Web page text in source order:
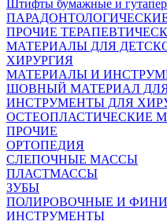
Штифты бумажные и
ПРОЧИЕ
МАТЕРИАЛЫ ДЛЯ
ХИРУРГИЯ
МАТЕРИАЛЫ И
ШОВНЫЙ МАТЕРИАЛ
ИНСТРУМЕНТЫ ДЛЯ
ОСТЕОПЛАСТИЧЕСКИЕ
ПРОЧИЕ
ОРТОПЕДИЯ
СЛЕПОЧНЫЕ МАССЫ
ПЛАСТМАССЫ
ЗУБЫ
ПОЛИРОВОЧНЫЕ И
ИНСТРУМЕНТЫ